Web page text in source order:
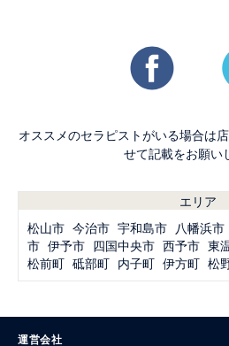
オススメのセラピストがいる場合は
せて記載をお願い
エリア
松山市 今治市 宇和島市 八幡浜市
市 伊予市 四国中央市 西予市 東
松前町 砥部町 内子町 伊方町 松
運営会社